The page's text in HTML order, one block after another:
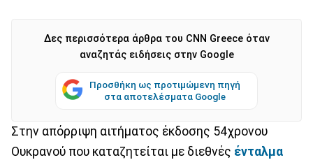
Δες περισσότερα άρθρα του CNN Greece όταν
αναζητάς ειδήσεις στην Google
Προσθήκη ως προτιμώμενη πηγή
στα αποτελέσματα Google
Στην απόρριψη αιτήματος έκδοσης 54χρονου
Ουκρανού που καταζητείται με διεθνές ένταλμα